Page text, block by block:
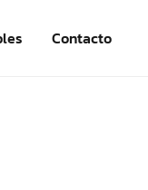
Contacto